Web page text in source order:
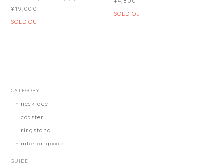
¥19,000
SOLD OUT
SOLD OUT
CATEGORY
necklace
coaster
ringstand
interior goods
GUIDE